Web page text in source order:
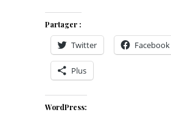
Partager :
Twitter Facebook
Plus
WordPress: